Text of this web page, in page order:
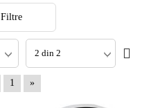
Filtre
1 »